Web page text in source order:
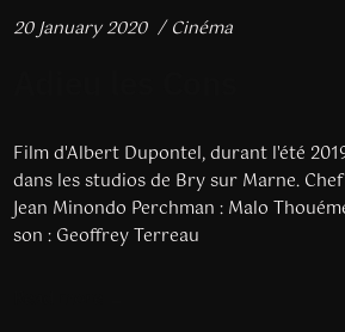
20 January 2020 Cinéma
Film d'Albert Dupontel, durant l'été
dans les studios de Bry sur Marne.
Jean Minondo Perchman : Malo
son : Geoffrey Terreau